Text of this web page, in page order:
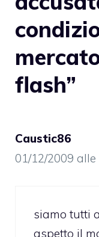
flash”
Caustic86
01/12/2009 alle
siamo tutti
aspetto il